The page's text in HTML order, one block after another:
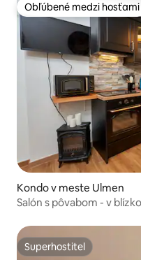
Obľúbené medzi hosťami
Obľúbené medzi hosťami
Kondo v meste Ulmen
Salón s pôvabom - v
Superhostiteľ
Superhostiteľ